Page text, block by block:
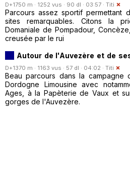
D+1750 m · 1252 vus · 90 dl · 03:57 · Titi
Parcours assez sportif permettant
sites remarquables. Citons la
Domaniale de Pompadour,
creusée par le rui
Autour de l'Auvezère et de
D+1370 m · 1163 vus · 57 dl · 04:02 · Titi
Beau parcours dans la
Dordogne Limousine avec
Ages, à la Papèterie de Vaux et
gorges de l'Auvezère.